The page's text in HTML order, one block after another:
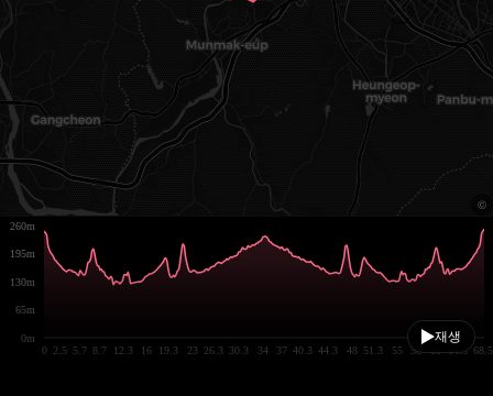
재생
0 2.5 5.7 8.7 12.3 16 19.3 23 26.3 30.3 34 37 40.3 44.3 48 51.3 55 58 61 64.3 68.5
0m
65m
130m
195m
260m